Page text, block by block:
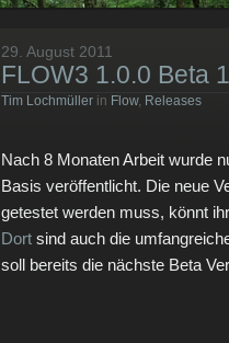
29. August 2011
FLOW3 1.0.0 Beta
Tim Lochmüller in Flow, Releases
Nach 8 Monaten Arbeit wurde
Basis veröffentlicht. Die neue
getestet werden muss, könnt
Dort sind auch die
soll bereits die nächste Beta